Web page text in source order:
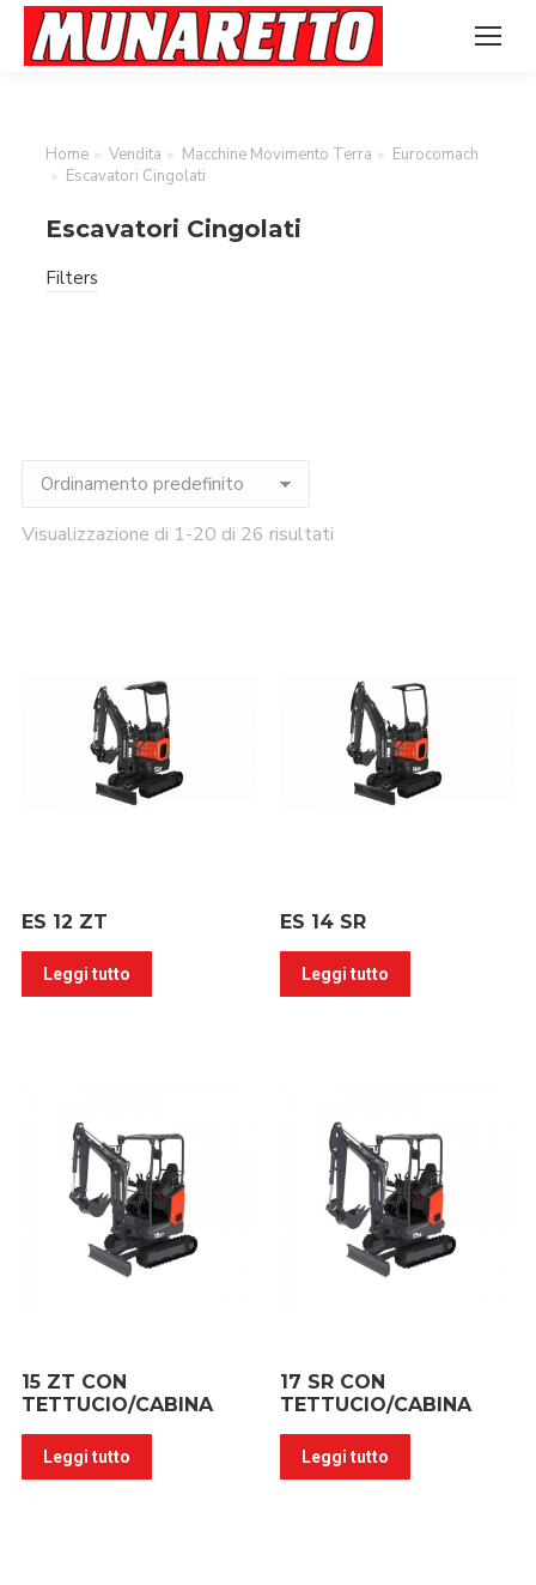
Escavatori Cingolati
Filters
Tu sei qui:
Home Vendita Macchine Movimento Terra
Eurocomach
Escavatori Cingolati
Visualizzazione di 1-20 di 26 risultati
ES 12 ZT
Leggi tutto
ES 14 SR
Leggi tutto
15 ZT CON
TETTUCIO/CABINA
Leggi tutto
17 SR CON
TETTUCIO/CABINA
Leggi tutto